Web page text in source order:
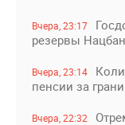
Вчера, 23:17
резервы
Вчера, 23:14
пенсии за
Вчера, 22:32